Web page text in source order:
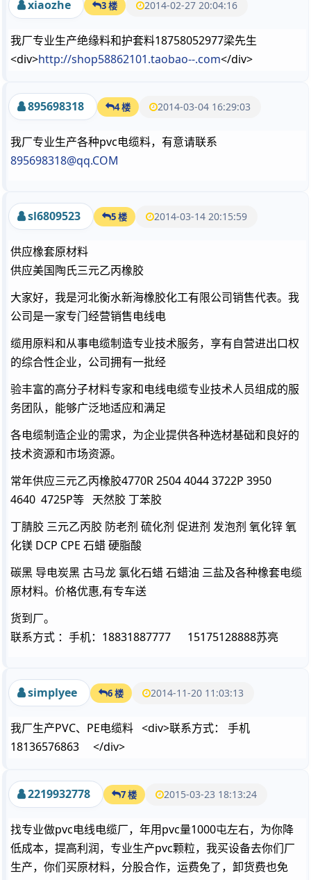
xiaozhe 3 楼 2014-02-27 20:04:16
我厂专业生产绝缘料和护套料18758052977梁先生
<div>http://shop58862101.taobao--.com</div>
895698318 4 楼 2014-03-04 16:29:03
我厂专业生产各种pvc电缆料，有意请联系
895698318@qq.COM
sl6809523 5 楼 2014-03-14 20:15:59
供应橡套原材料
供应美国陶氏三元乙丙橡胶
大家好，我是河北衡水新海橡胶化工有限公司销售代表。我
公司是一家专门经营销售电线电
缆用原料和从事电缆制造专业技术服务，享有自营进出口权
的综合性企业，公司拥有一批经
验丰富的高分子材料专家和电线电缆专业技术人员组成的服
务团队，能够广泛地适应和满足
各电缆制造企业的需求，为企业提供各种选材基础和良好的
技术资源和市场资源。
常年供应三元乙丙橡胶4770R 2504 4044 3722P 3950
4640 4725P等 天然胶 丁苯胶
丁腈胶 三元乙丙胶 防老剂 硫化剂 促进剂 发泡剂 氧化锌 氧
化镁 DCP CPE 石蜡 硬脂酸
碳黑 导电炭黑 古马龙 氯化石蜡 石蜡油 三盐及各种橡套电缆
原材料。价格优惠,有专车送
货到厂。
联系方式 ：手机：18831887777 15175128888苏亮
simplyee 6 楼 2014-11-20 11:03:13
我厂生产PVC、PE电缆料 <div>联系方式： 手机
18136576863 </div>
2219932778 7 楼 2015-03-23 18:13:24
找专业做pvc电线电缆厂，年用pvc量1000屯左右，为你降
低成本，提高利润，专业生产pvc颗粒，我买设备去你们厂
生产，你们买原材料，分股合作，运费免了，卸货费也免